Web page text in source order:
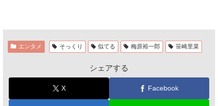
エンタメ そっくり 似てる 梅原裕一郎 笹崎里菜
シェアする
X Facebook